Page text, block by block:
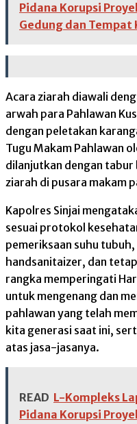
Pidana Korupsi
Gedung dan Tempat
Acara ziarah diawali
arwah para Pahlawan
dengan peletakan
Tugu Makam Pahlawan
dilanjutkan dengan tabur
ziarah di pusara makam
Kapolres Sinjai
sesuai protokol
pemeriksaan suhu
handsanitaizer, dan
rangka memperingati
untuk mengenang dan
pahlawan yang telah
kita generasi saat ini,
atas jasa-jasanya.
READ L-Kompleks
Pidana Korupsi